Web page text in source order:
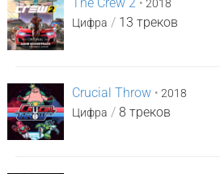
• 2018
Цифра / 13 треков
Crucial Throw • 2018
Цифра / 8 треков